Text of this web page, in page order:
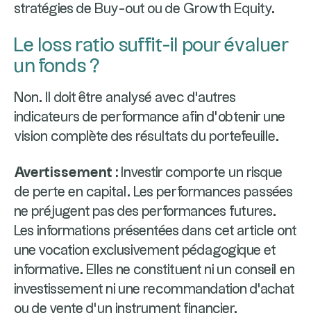
stratégies de Buy-out ou de Growth Equity.
Le loss ratio suffit-il pour évaluer
un fonds ?
Non. Il doit être analysé avec d'autres
indicateurs de performance afin d'obtenir une
vision complète des résultats du portefeuille.
Avertissement : Investir comporte un risque
de perte en capital. Les performances passées
ne préjugent pas des performances futures.
Les informations présentées dans cet article ont
une vocation exclusivement pédagogique et
informative. Elles ne constituent ni un conseil en
investissement ni une recommandation d'achat
ou de vente d'un instrument financier.